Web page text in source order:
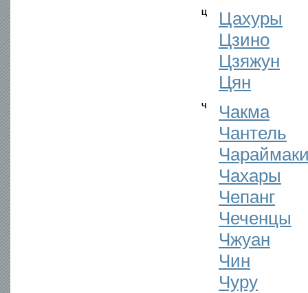
Ц
Цахуры
Цзино
Цзяжун
Цян
Ч
Чакма
Чантель
Чахары
Чепанг
Чеченцы
Чжуан
Чин
Чуру